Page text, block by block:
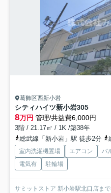
葛飾区西新小岩
シティハイツ新小岩305
8万円 管理/共益費6,000円
3階 / 21.17㎡ / 1K /築38年
総武線「新小岩」駅 徒歩2分
室内洗濯機置場 エアコン バ
電気有
駐輪場
サミットストア 新小岩駅北口店ま